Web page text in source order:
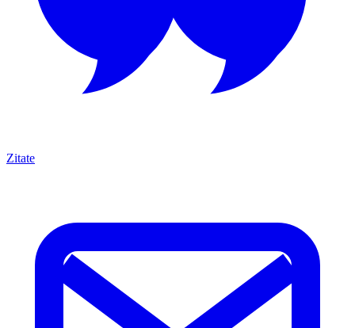
Zitate